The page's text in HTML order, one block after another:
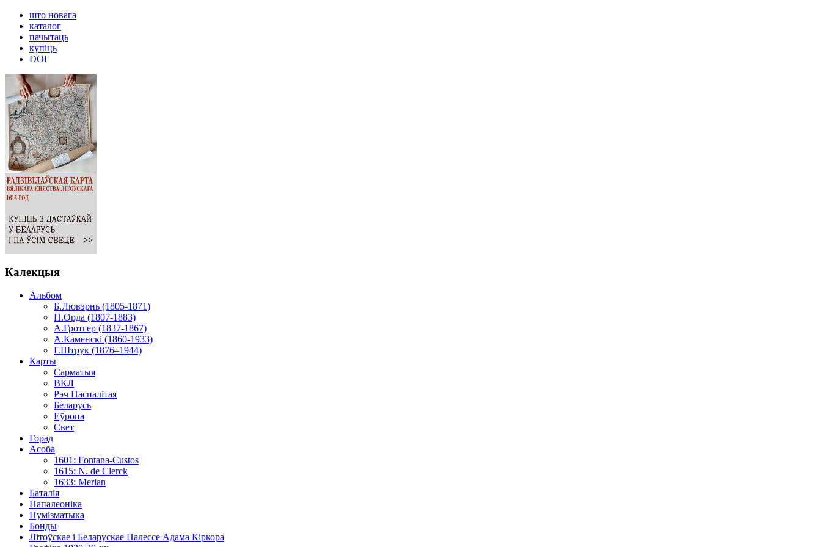
што новага
каталог
пачытаць
купіць
DOI
Калекцыя
Альбом
Б.Лювэрнь (1805-1871)
Н.Орда (1807-1883)
А.Гротгер (1837-1867)
А.Каменскі (1860-1933)
Г.Штрук (1876–1944)
Карты
Сарматыя
ВКЛ
Рэч Паспалітая
Беларусь
Еўропа
Свет
Горад
Асоба
1601: Fontana-Custos
1615: N. de Clerck
1633: Merian
Баталія
Напалеоніка
Нумізматыка
Бонды
Літоўскае і Беларускае Палессе Адама Кіркора